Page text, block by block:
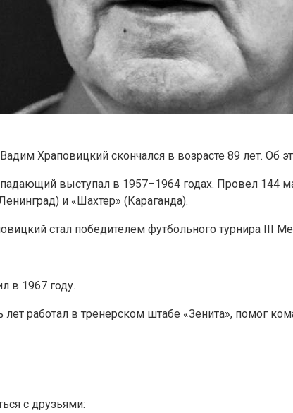
Храповицкий скончался в возрасте 89 лет. Об
выступал в 1957–1964 годах. Провел 144
и «Шахтер» (Караганда).
стал победителем футбольного турнира III
в 1967 году.
работал в тренерском штабе «Зенита», помог
с друзьями: